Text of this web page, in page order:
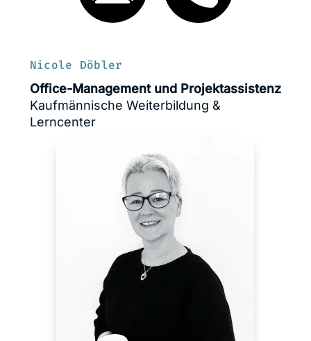
Nicole Döbler
Office-Management und Projektassistenz
Kaufmännische Weiterbildung &
Lerncenter